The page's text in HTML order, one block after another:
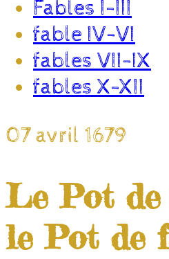
Fables I-III
fable IV-VI
fables VII-IX
fables X-XII
07 avril 1679
Le Pot
le Pot de